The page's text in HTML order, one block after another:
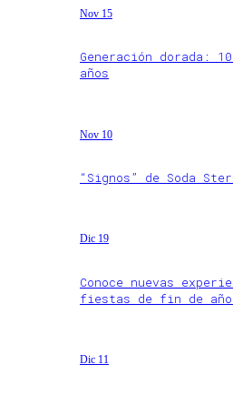
Nov 15
Generación dorada:
años
Nov 10
“Signos” de Soda
Dic 19
Conoce nuevas
fiestas de fin de año
Dic 11